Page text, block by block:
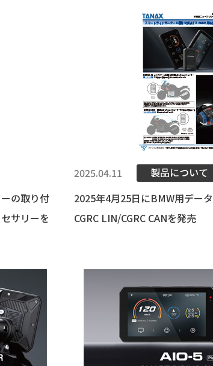
の取り付
サリーを
2025.04.11
製品について
2025年4月25日にBMW用デー
CGRC LIN/CGRC CANを発売